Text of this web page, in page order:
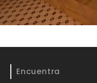
Encuentra